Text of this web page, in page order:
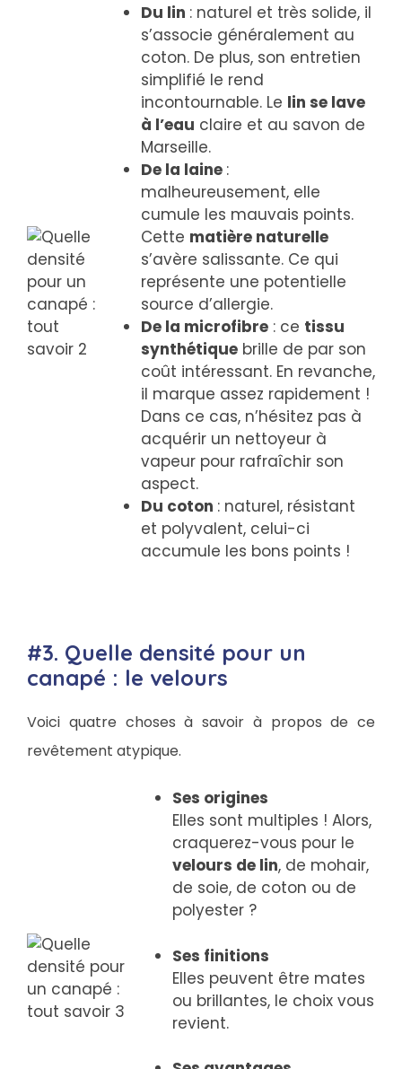
Du lin : naturel et très solide, il
s’associe généralement au
coton. De plus, son entretien
simplifié le rend
incontournable. Le lin se lave
à l’eau claire et au savon de
Marseille.
De la laine :
malheureusement, elle
cumule les mauvais points.
Cette matière naturelle
s’avère salissante. Ce qui
représente une potentielle
source d’allergie.
De la microfibre : ce tissu
synthétique brille de par son
coût intéressant. En revanche,
il marque assez rapidement !
Dans ce cas, n’hésitez pas à
acquérir un nettoyeur à
vapeur pour rafraîchir son
aspect.
Du coton : naturel, résistant
et polyvalent, celui-ci
accumule les bons points !
#3. Quelle densité pour un
canapé : le velours
Voici quatre choses à savoir à propos de ce
revêtement atypique.
Ses origines
Elles sont multiples ! Alors,
craquerez-vous pour le
velours de lin, de mohair,
de soie, de coton ou de
polyester ?
Ses finitions
Elles peuvent être mates
ou brillantes, le choix vous
revient.